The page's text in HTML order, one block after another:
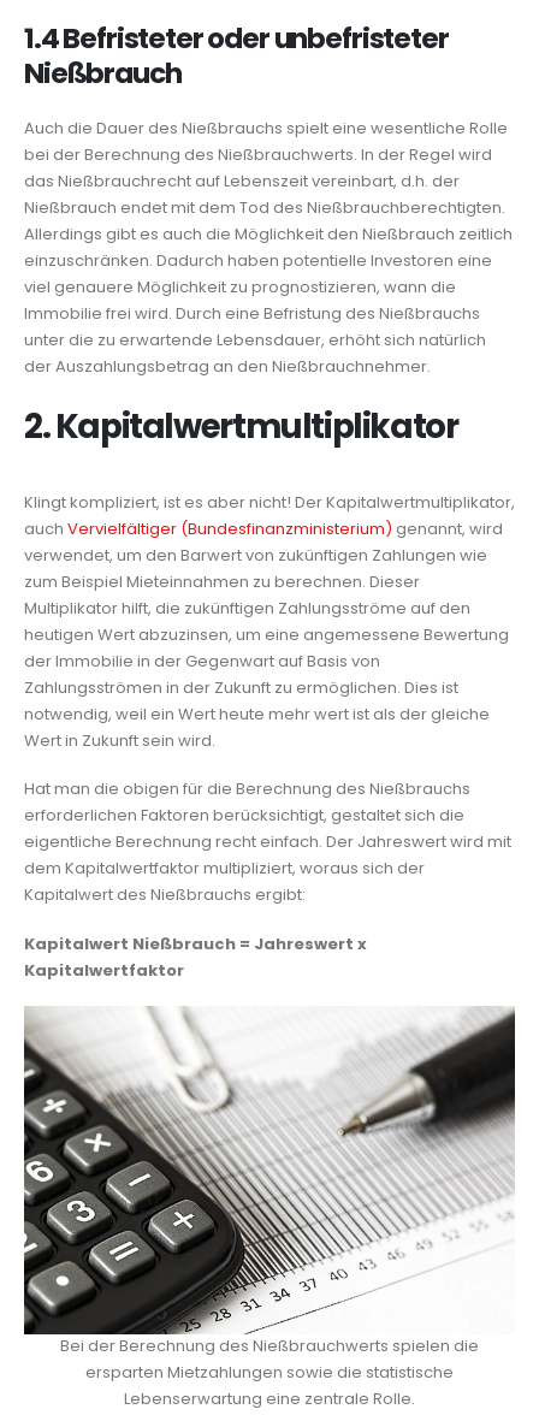
1.4 Befristeter oder unbefristeter
Nießbrauch
Auch die Dauer des Nießbrauchs spielt eine wesentliche Rolle
bei der Berechnung des Nießbrauchwerts. In der Regel wird
das Nießbrauchrecht auf Lebenszeit vereinbart, d.h. der
Nießbrauch endet mit dem Tod des Nießbrauchberechtigten.
Allerdings gibt es auch die Möglichkeit den Nießbrauch zeitlich
einzuschränken. Dadurch haben potentielle Investoren eine
viel genauere Möglichkeit zu prognostizieren, wann die
Immobilie frei wird. Durch eine Befristung des Nießbrauchs
unter die zu erwartende Lebensdauer, erhöht sich natürlich
der Auszahlungsbetrag an den Nießbrauchnehmer.
2.Kapitalwertmultiplikator
Klingt kompliziert, ist es aber nicht! Der Kapitalwertmultiplikator,
auch Vervielfältiger (Bundesfinanzministerium) genannt, wird
verwendet, um den Barwert von zukünftigen Zahlungen wie
zum Beispiel Mieteinnahmen zu berechnen. Dieser
Multiplikator hilft, die zukünftigen Zahlungsströme auf den
heutigen Wert abzuzinsen, um eine angemessene Bewertung
der Immobilie in der Gegenwart auf Basis von
Zahlungsströmen in der Zukunft zu ermöglichen. Dies ist
notwendig, weil ein Wert heute mehr wert ist als der gleiche
Wert in Zukunft sein wird.
Hat man die obigen für die Berechnung des Nießbrauchs
erforderlichen Faktoren berücksichtigt, gestaltet sich die
eigentliche Berechnung recht einfach. Der Jahreswert wird mit
dem Kapitalwertfaktor multipliziert, woraus sich der
Kapitalwert des Nießbrauchs ergibt:
Kapitalwert Nießbrauch = Jahreswert x
Kapitalwertfaktor
Bei der Berechnung des Nießbrauchwerts spielen die
ersparten Mietzahlungen sowie die statistische
Lebenserwartung eine zentrale Rolle.